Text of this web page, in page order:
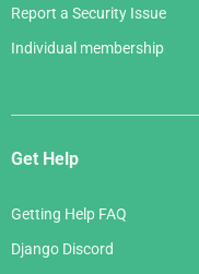
Report a Security Issue
Individual membership
Get Help
Getting Help FAQ
Django Discord